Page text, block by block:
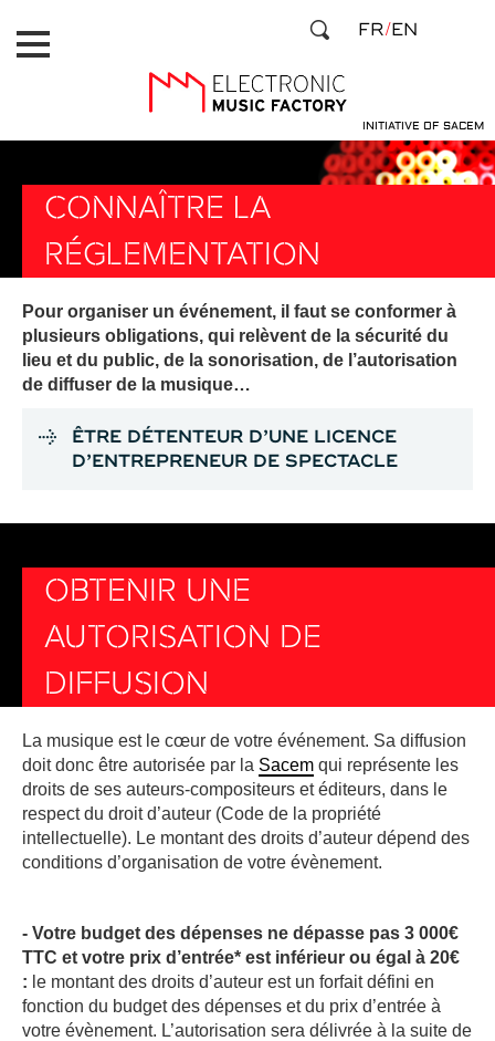
au
contenu
INITIATIVE OF SACEM
FR EN
CONNAÎTRE LA
RÉGLEMENTATION
Pour organiser un événement, il faut se conformer à
plusieurs obligations, qui relèvent de la sécurité du
lieu et du public, de la sonorisation, de l’autorisation
de diffuser de la musique…
ÊTRE DÉTENTEUR D’UNE LICENCE
D’ENTREPRENEUR DE SPECTACLE
OBTENIR UNE
AUTORISATION DE
DIFFUSION
La musique est le cœur de votre événement. Sa diffusion
doit donc être autorisée par la Sacem qui représente les
droits de ses auteurs-compositeurs et éditeurs, dans le
respect du droit d’auteur (Code de la propriété
intellectuelle). Le montant des droits d’auteur dépend des
conditions d’organisation de votre évènement.
- Votre budget des dépenses ne dépasse pas 3 000€
TTC et votre prix d’entrée* est inférieur ou égal à 20€
: le montant des droits d’auteur est un forfait défini en
fonction du budget des dépenses et du prix d’entrée à
votre évènement. L’autorisation sera délivrée à la suite de